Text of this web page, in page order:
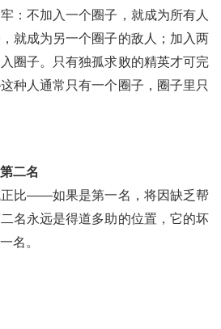
：不加入一个圈子，就成为所有人
就成为另一个圈子的敌人；加入两
圈子。只有独孤求败的精英才可完
种人通常只有一个圈子，圈子里只
二名
比——如果是第一名，将因缺乏帮
名永远是得道多助的位置，它的坏
名。